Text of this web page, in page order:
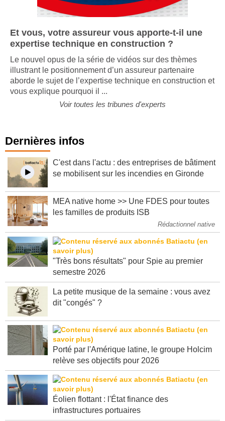
Et vous, votre assureur vous apporte-t-il une
expertise technique en construction ?
Le nouvel opus de la série de vidéos sur des thèmes
illustrant le positionnement d’un assureur partenaire
aborde le sujet de l’expertise technique en construction et
Dernières infos
C'est dans l'actu : des entreprises de bâtiment
MEA native home >> Une FDES pour toutes
Rédactionnel native
"Très bons résultats" pour Spie au premier
La petite musique de la semaine : vous avez
Porté par l'Amérique latine, le groupe Holcim
Éolien flottant : l'État finance des